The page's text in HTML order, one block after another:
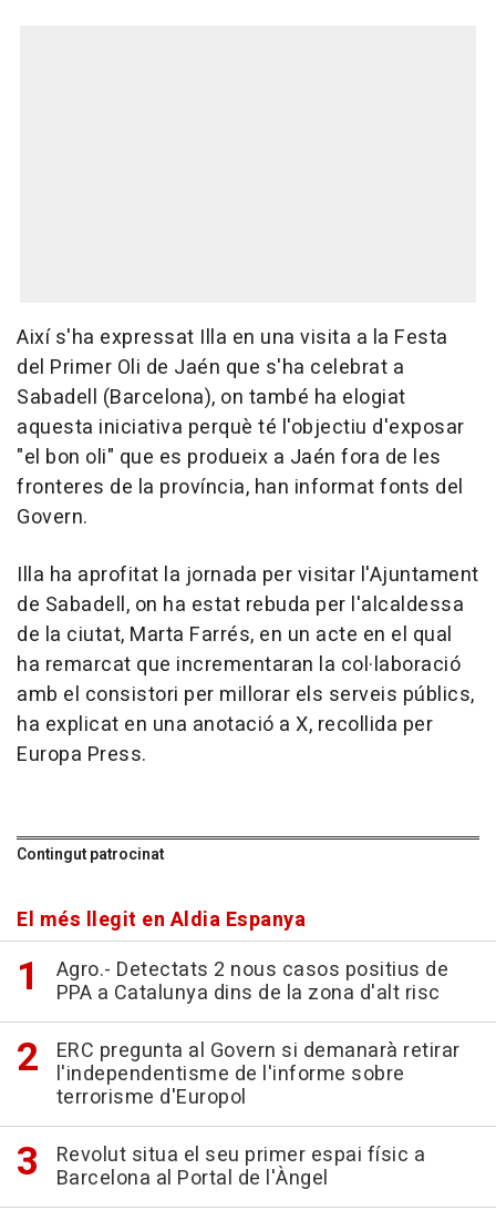
Així s'ha expressat Illa en una visita a la Festa
del Primer Oli de Jaén que s'ha celebrat a
Sabadell (Barcelona), on també ha elogiat
aquesta iniciativa perquè té l'objectiu d'exposar
"el bon oli" que es produeix a Jaén fora de les
fronteres de la província, han informat fonts del
Govern.
Illa ha aprofitat la jornada per visitar l'Ajuntament
de Sabadell, on ha estat rebuda per l'alcaldessa
de la ciutat, Marta Farrés, en un acte en el qual
ha remarcat que incrementaran la col·laboració
amb el consistori per millorar els serveis públics,
ha explicat en una anotació a X, recollida per
Europa Press.
Contingut patrocinat
El més llegit en Aldia Espanya
Agro.- Detectats 2 nous casos positius de
PPA a Catalunya dins de la zona d'alt risc
ERC pregunta al Govern si demanarà retirar
l'independentisme de l'informe sobre
terrorisme d'Europol
Revolut situa el seu primer espai físic a
Barcelona al Portal de l'Àngel